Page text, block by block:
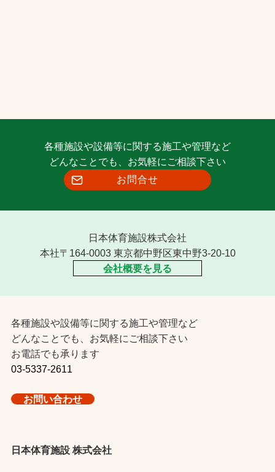
各種施設や設備等に関する施工や管理など
どんなことでも、お気軽にご相談下さい
お問合せ
日本体育施設株式会社
本社〒164-0003 東京都中野区東中野3-20-10
会社概要を見る
各種施設や設備等に関する施工や管理など
どんなことでも、お気軽にご相談下さい
お電話でも承ります
03-5337-2611
お問い合わせ
日本体育施設 株式会社